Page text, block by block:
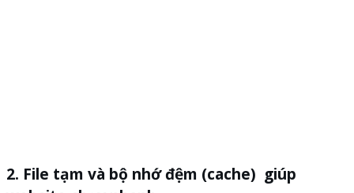
2. File tạm và bộ nhớ đệm (cache) giúp